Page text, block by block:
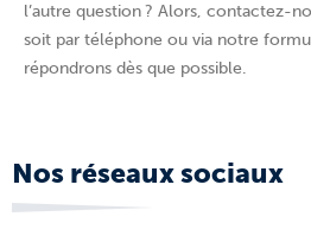
l’autre question ? Alors, contactez-
soit par téléphone ou via notre
répondrons dès que possible.
Nos réseaux sociaux